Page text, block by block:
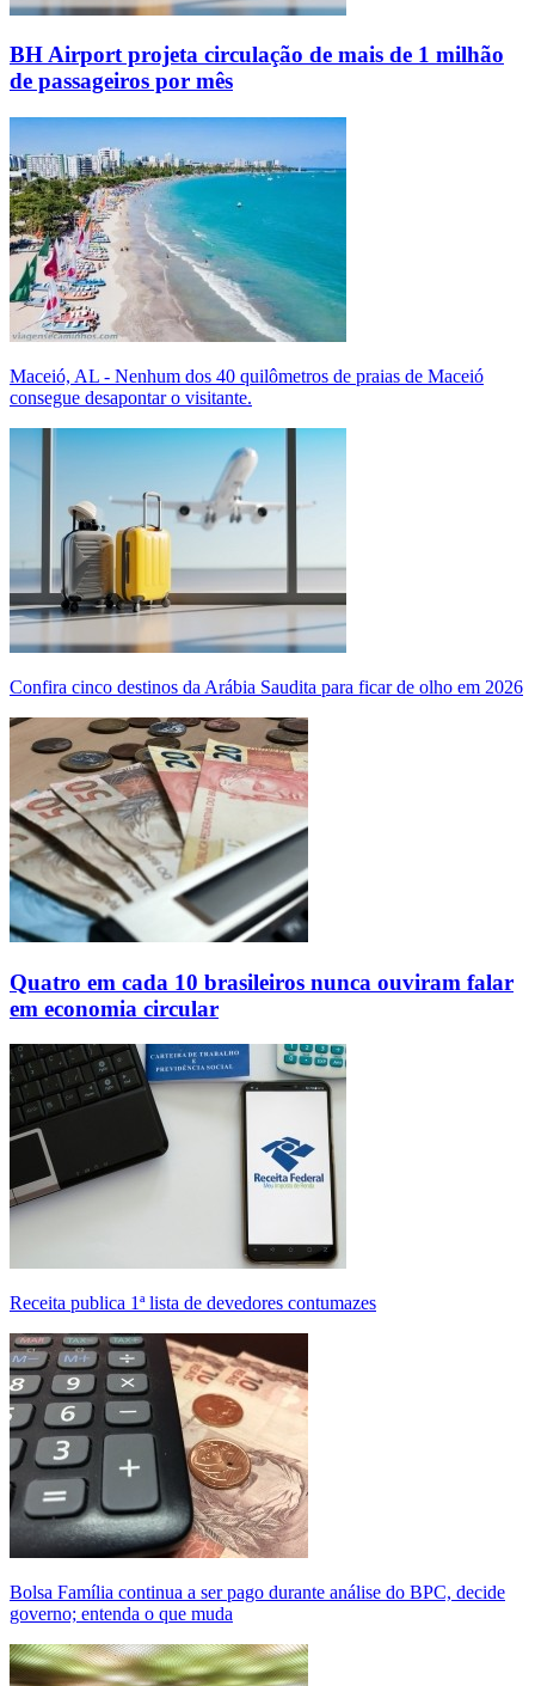
BH Airport projeta circulação de mais de 1 milhão
de passageiros por mês
Maceió, AL - Nenhum dos 40 quilômetros de praias de Maceió
consegue desapontar o visitante.
Confira cinco destinos da Arábia Saudita para ficar de olho em 2026
Quatro em cada 10 brasileiros nunca ouviram falar
em economia circular
Receita publica 1ª lista de devedores contumazes
Bolsa Família continua a ser pago durante análise do BPC, decide
governo; entenda o que muda